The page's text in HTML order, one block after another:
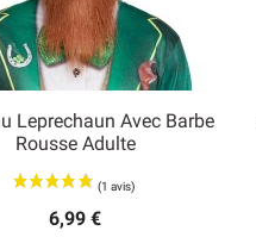
Leprechaun Avec Barbe
Rousse Adulte
6,99 €
Aperçu rapide